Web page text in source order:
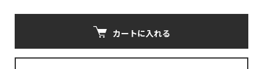
カートに入れる